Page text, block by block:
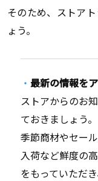
そのため、ストア
ょう。
最新の情報を
ストアからのお
ておきましょう。
季節商材やセー
入荷など鮮度の
をもっていただ